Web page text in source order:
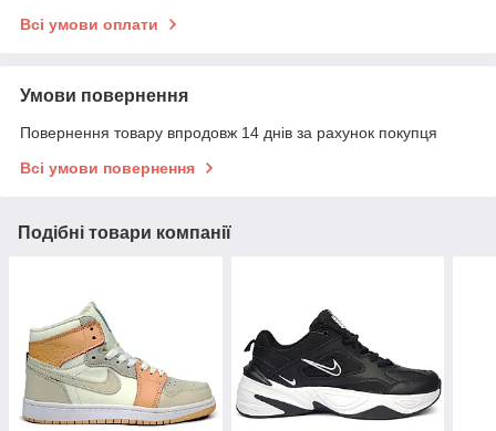
Всі умови оплати
Умови повернення
Повернення товару впродовж 14 днів за рахунок покупця
Всі умови повернення
Подібні товари компанії